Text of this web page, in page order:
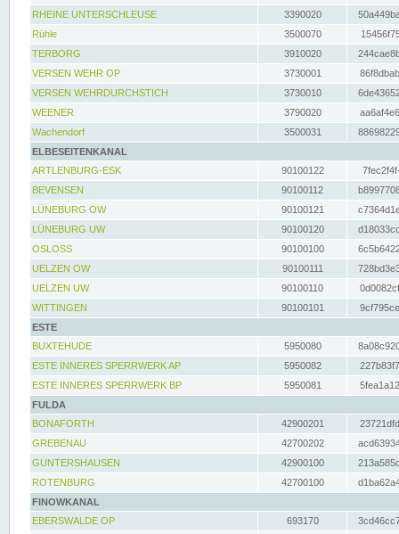
RHEINE UNTERSCHLEUSE
3390020
Rühle
3500070
TERBORG
3910020
VERSEN WEHR OP
3730001
VERSEN WEHRDURCHSTICH
3730010
WEENER
3790020
Wachendorf
3500031
ELBESEITENKANAL
ARTLENBURG-ESK
90100122
BEVENSEN
90100112
LÜNEBURG OW
90100121
LÜNEBURG UW
90100120
OSLOSS
90100100
UELZEN OW
90100111
UELZEN UW
90100110
WITTINGEN
90100101
ESTE
BUXTEHUDE
5950080
ESTE INNERES SPERRWERK AP
5950082
ESTE INNERES SPERRWERK BP
5950081
FULDA
BONAFORTH
42900201
GREBENAU
42700202
GUNTERSHAUSEN
42900100
ROTENBURG
42700100
FINOWKANAL
EBERSWALDE OP
693170